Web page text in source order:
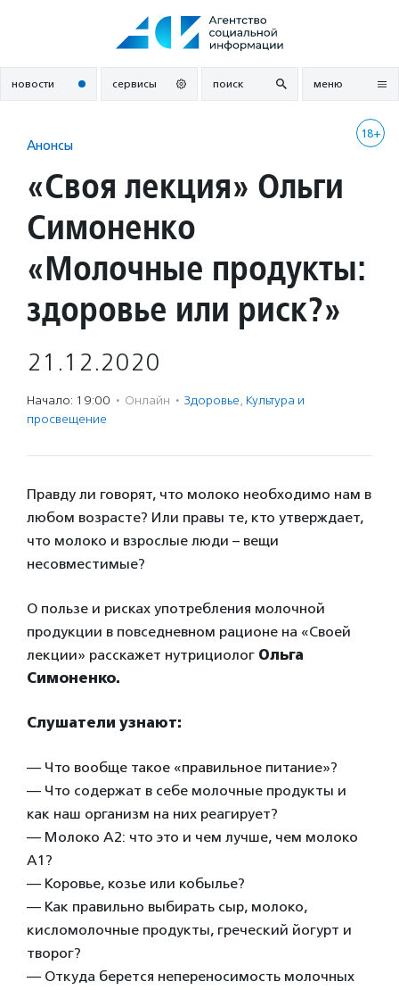
новости сервисы поиск меню
18+
Анонсы
«Своя лекция» Ольги
Симоненко
«Молочные продукты:
здоровье или риск?»
21.12.2020
Начало: 19:00 · Онлайн · Здоровье, Культура и
просвещение
Правду ли говорят, что молоко необходимо нам в
любом возрасте? Или правы те, кто утверждает,
что молоко и взрослые люди – вещи
несовместимые?
О пользе и рисках употребления молочной
продукции в повседневном рационе на «Своей
лекции» расскажет нутрициолог Ольга
Симоненко.
Слушатели узнают:
— Что вообще такое «правильное питание»?
— Что содержат в себе молочные продукты и
как наш организм на них реагирует?
— Молоко А2: что это и чем лучше, чем молоко
А1?
— Коровье, козье или кобылье?
— Как правильно выбирать сыр, молоко,
кисломолочные продукты, греческий йогурт и
творог?
— Откуда берется непереносимость молочных